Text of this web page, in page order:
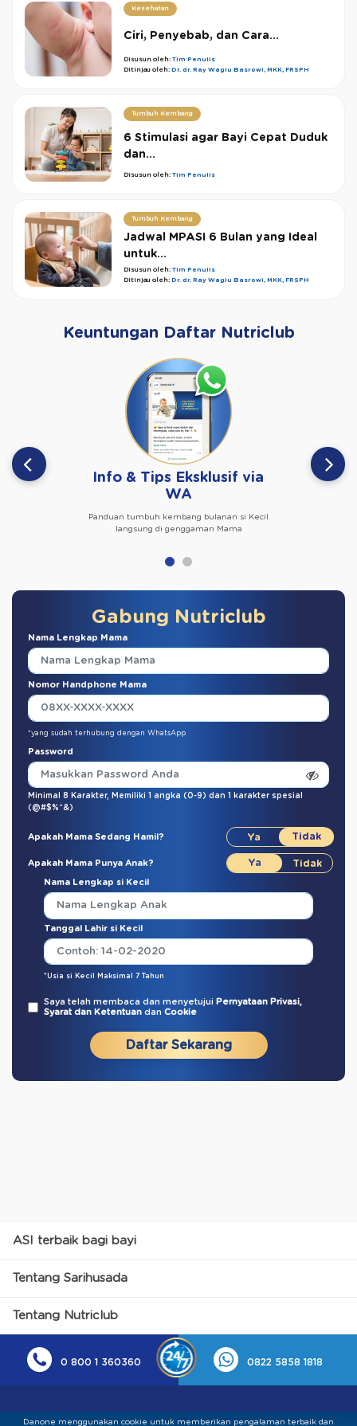
Kesehatan
Ciri, Penyebab, dan Cara...
Disusun oleh: Tim Penulis
Ditinjau oleh: Dr. dr. Ray Wagiu Basrowi, MKK, FRSPH
Tumbuh Kembang
6 Stimulasi agar Bayi Cepat Duduk
dan...
Disusun oleh: Tim Penulis
Tumbuh Kembang
Jadwal MPASI 6 Bulan yang Ideal
untuk...
Disusun oleh: Tim Penulis
Ditinjau oleh: Dr. dr. Ray Wagiu Basrowi, MKK, FRSPH
Keuntungan Daftar Nutriclub
Info & Tips Eksklusif via
WA
Panduan tumbuh kembang bulanan si Kecil
langsung di genggaman Mama
Gabung Nutriclub
Nama Lengkap Mama
Nomor Handphone Mama
*yang sudah terhubung dengan WhatsApp
Password
Minimal 8 Karakter, Memiliki 1 angka (0-9) dan 1 karakter spesial
(@#$%^&)
Apakah Mama Sedang Hamil?
Apakah Mama Punya Anak?
Nama Lengkap si Kecil
Tanggal Lahir si Kecil
*Usia si Kecil Maksimal 7 Tahun
Saya telah membaca dan menyetujui Pernyataan Privasi,
Syarat dan Ketentuan dan Cookie
Daftar Sekarang
ASI terbaik bagi bayi
Tentang Sarihusada
Tentang Nutriclub
0 800 1 360360 0822 5858 1818
Danone menggunakan cookie untuk memberikan pengalaman terbaik dan